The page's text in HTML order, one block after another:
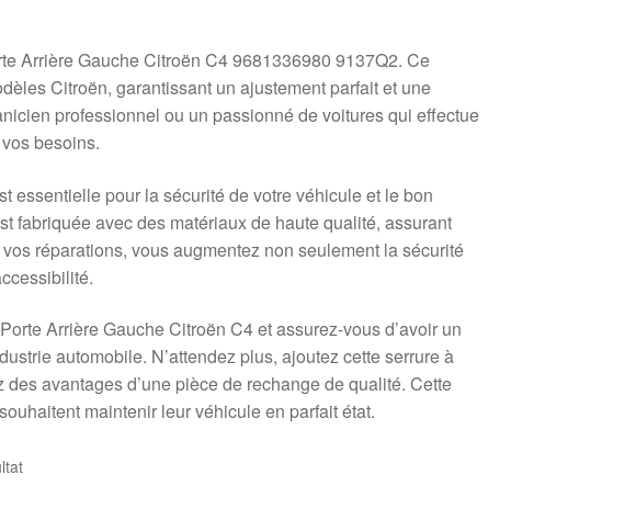
Arrière Gauche Citroën C4 9681336980 9137Q2. Ce
Citroën, garantissant un ajustement parfait et une
professionnel ou un passionné de voitures qui effectue
besoins.
essentielle pour la sécurité de votre véhicule et le bon
fabriquée avec des matériaux de haute qualité, assurant
réparations, vous augmentez non seulement la sécurité
Arrière Gauche Citroën C4 et assurez-vous d’avoir un
automobile. N’attendez plus, ajoutez cette serrure à
avantages d’une pièce de rechange de qualité. Cette
maintenir leur véhicule en parfait état.